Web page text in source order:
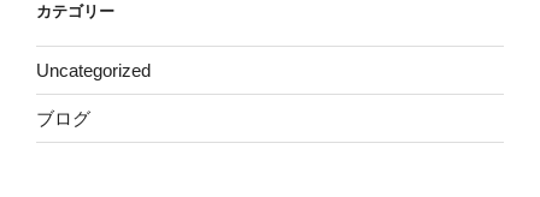
カテゴリー
Uncategorized
ブログ